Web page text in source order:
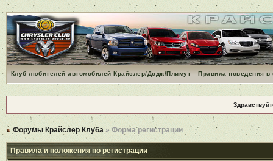
Клуб любителей автомобилей Крайслер/Додж/Плимут Правила поведения
Форумы Крайслер Клуба » Форма регистрации
Правила и положения по регистрации